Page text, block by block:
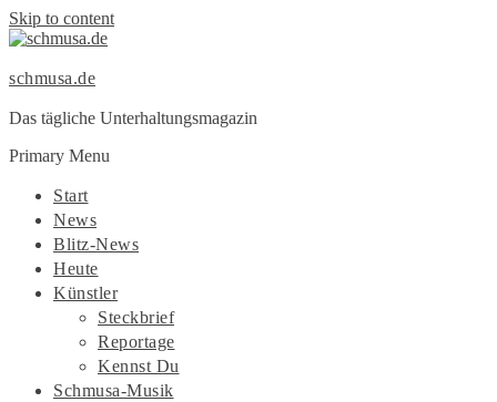
Skip to content
schmusa.de
Das tägliche Unterhaltungsmagazin
Primary Menu
Start
News
Blitz-News
Heute
Künstler
Steckbrief
Reportage
Kennst Du
Schmusa-Musik